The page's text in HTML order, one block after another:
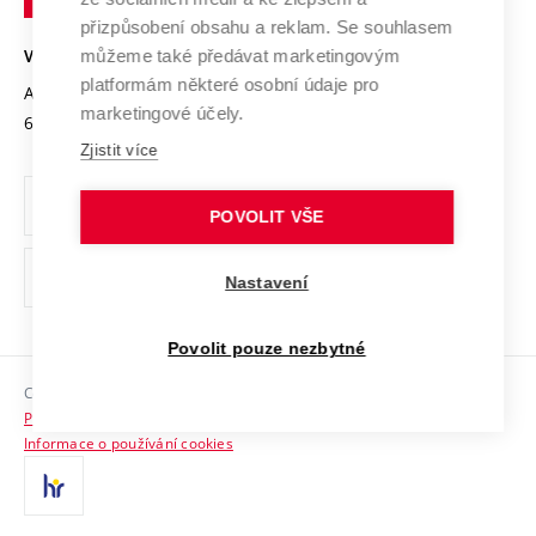
Open Science
Projekty
Projekty ze strukturálních fondů
Specifický výzkum
Univerzitní sítě
Bezpečná univerzita
Vyznamenání
Organizační struktura
Ochrana osobních údajů
odkaz)
Sociální bezpečí
HR Award
Kontakty
VYSOKÉ UČENÍ TECHNICKÉ V BRNĚ
Antonínská 548/1
602 00 Brno
www.vut.cz
vut@vutbr.cz
Copyright © 2026 VUT
Prohlášení o přístupnosti
Informace o používání cookies
přizpůsobení obsahu a reklam. Se souhlasem
můžeme také předávat marketingovým
platformám některé osobní údaje pro
marketingové účely.
Zjistit více
POVOLIT VŠE
Nastavení
Povolit pouze nezbytné